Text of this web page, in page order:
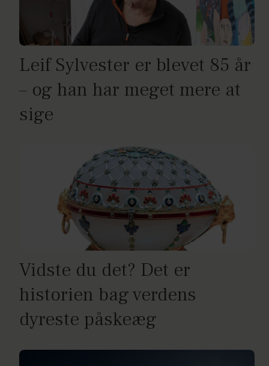
Leif Sylvester er blevet 85 år
– og han har meget mere at
sige
Vidste du det? Det er
historien bag verdens
dyreste påskeæg